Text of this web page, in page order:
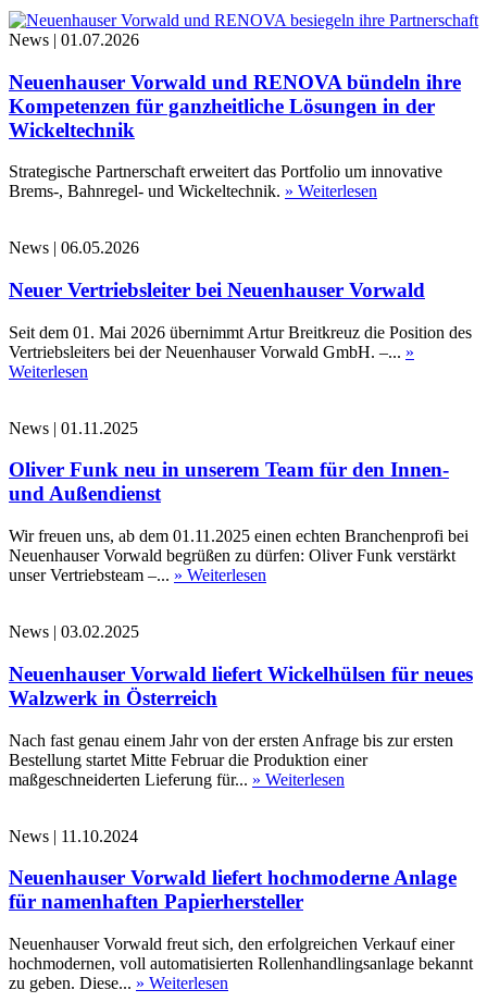
News | 01.07.2026
Neuenhauser Vorwald und RENOVA bündeln ihre
Kompetenzen für ganzheitliche Lösungen in der
Wickeltechnik
Strategische Partnerschaft erweitert das Portfolio um innovative
Brems-, Bahnregel- und Wickeltechnik. » Weiterlesen
News | 06.05.2026
Neuer Vertriebsleiter bei Neuenhauser Vorwald
Seit dem 01. Mai 2026 übernimmt Artur Breitkreuz die Position des
Vertriebsleiters bei der Neuenhauser Vorwald GmbH. –... »
Weiterlesen
News | 01.11.2025
Oliver Funk neu in unserem Team für den Innen-
und Außendienst
Wir freuen uns, ab dem 01.11.2025 einen echten Branchenprofi bei
Neuenhauser Vorwald begrüßen zu dürfen: Oliver Funk verstärkt
unser Vertriebsteam –... » Weiterlesen
News | 03.02.2025
Neuenhauser Vorwald liefert Wickelhülsen für neues
Walzwerk in Österreich
Nach fast genau einem Jahr von der ersten Anfrage bis zur ersten
Bestellung startet Mitte Februar die Produktion einer
maßgeschneiderten Lieferung für... » Weiterlesen
News | 11.10.2024
Neuenhauser Vorwald liefert hochmoderne Anlage
für namenhaften Papierhersteller
Neuenhauser Vorwald freut sich, den erfolgreichen Verkauf einer
hochmodernen, voll automatisierten Rollenhandlingsanlage bekannt
zu geben. Diese... » Weiterlesen